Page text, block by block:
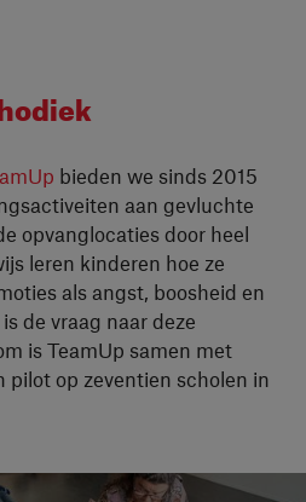
bieden we sinds 2015
aan gevluchte
opvanglocaties door heel
leren kinderen hoe ze
als angst, boosheid en
de vraag naar deze
is TeamUp samen met
pilot op zeventien scholen in